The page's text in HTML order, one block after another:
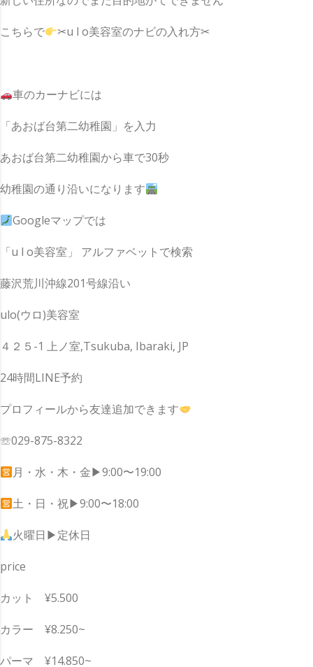
こちらで ✂︎u l o美容室のナビの入れ方✂︎
車のカーナビには
「あおば台第二幼稚園」を入力
あおば台第二幼稚園から車で30秒
幼稚園の通り沿いになります
Googleマップでは
「u l o美容室」 アルファベットで検索
藤沢荒川沖線201号線沿い
ulo(ウロ)美容室
４２５-1 上ノ室,Tsukuba, Ibaraki, JP
24時間LINE予約
プロフィールから友達追加できます
☏029-875-8322
月・水・木・金▶︎9:00〜19:00
土・日・祝▶︎9:00〜18:00
火曜日▶︎定休日
price
カット ¥5.500
カラー ¥8.250~
パーマ ¥14.850~